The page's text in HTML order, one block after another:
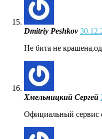
Dmitriy Peshkov
Не бита не
Хмельницкий Сергей
Официальный сервис